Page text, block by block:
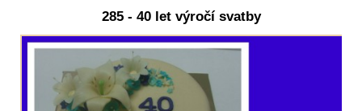
285 - 40 let výročí svatby